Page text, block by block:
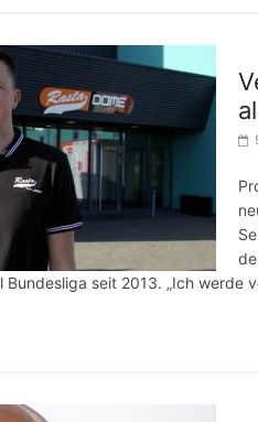
seit 2013. „Ich werde